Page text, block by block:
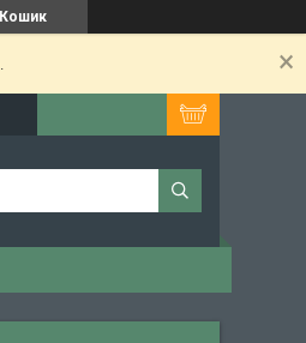
Кошик